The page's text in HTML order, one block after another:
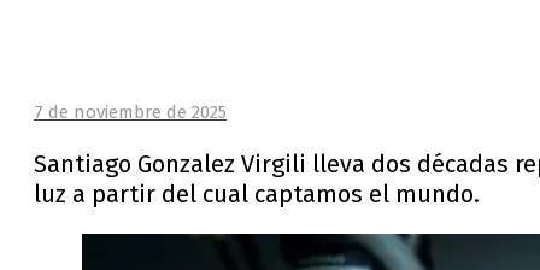
Santiago Gonzalez Virgili lleva dos décadas
luz a partir del cual captamos el mundo.
7 de noviembre de 2025